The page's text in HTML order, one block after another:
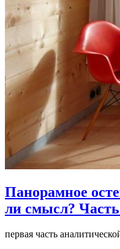
Панорамное
ли смысл?
первая часть